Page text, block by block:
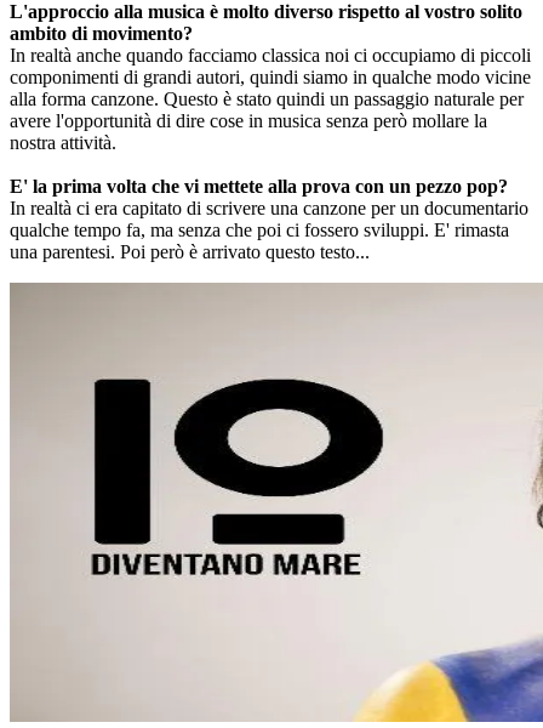
L'approccio alla musica è molto diverso rispetto al vostro solito
ambito di movimento?
In realtà anche quando facciamo classica noi ci occupiamo di piccoli
componimenti di grandi autori, quindi siamo in qualche modo vicine
alla forma canzone. Questo è stato quindi un passaggio naturale per
avere l'opportunità di dire cose in musica senza però mollare la
nostra attività.
E' la prima volta che vi mettete alla prova con un pezzo pop?
In realtà ci era capitato di scrivere una canzone per un documentario
qualche tempo fa, ma senza che poi ci fossero sviluppi. E' rimasta
una parentesi. Poi però è arrivato questo testo...